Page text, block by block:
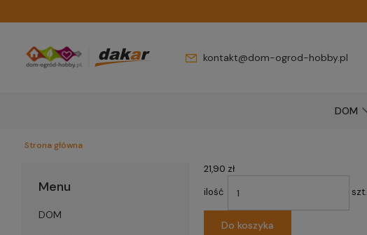
kontakt@dom-ogrod-hobby.pl
DOM
Strona główna
Menu
DOM
21,90 zł
ilość
szt.
Do koszyka